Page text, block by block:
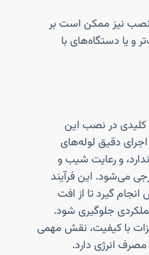
نصب نیز ممکن است بر
و یا دستگاه‌های با
کلیدی در نصب این
دقیق لوله‌های
و رعایت شیب و
می‌شود. این فرآیند
گیرد تا از افت
جلوگیری شود.
با کیفیت، نقش مهمی
انرژی دارد.